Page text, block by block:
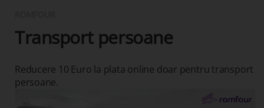
Transport persoane
Reducere 10 Euro la plata online doar pentru transport
persoane.